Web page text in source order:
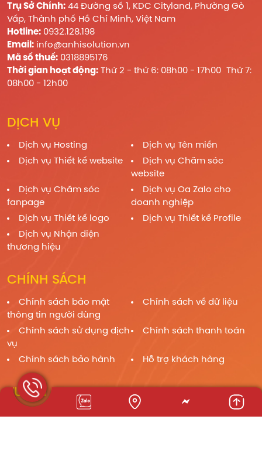
Trụ Sở Chính: 44 Đường số 1, KDC Cityland, Phường Gò
Vấp, Thành phố Hồ Chí Minh, Việt Nam
Hotline: 0932.128.198
Email: info@anhisolution.vn
Mã số thuế: 0318895176
Thời gian hoạt động: Thứ 2 - thứ 6: 08h00 - 17h00 Thứ 7:
08h00 - 12h00
DỊCH VỤ
Dịch vụ Hosting
Dịch vụ Tên miền
Dịch vụ Thiết kế website
Dịch vụ Chăm sóc
website
Dịch vụ Chăm sóc
fanpage
Dịch vụ Oa Zalo cho
doanh nghiệp
Dịch vụ Thiết kế logo
Dịch vụ Thiết kế Profile
Dịch vụ Nhận diện
thương hiệu
CHÍNH SÁCH
Chính sách bảo mật
thông tin người dùng
Chính sách về dữ liệu
Chính sách sử dụng dịch
vụ
Chính sách thanh toán
Chính sách bảo hành Hỗ trợ khách hàng
TUYỂN DỤNG
Gửi thông tin ứng tuyển tại Email: